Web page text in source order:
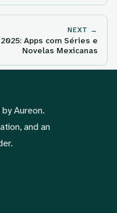
NEXT →
Apps com Séries e
Novelas Mexicanas
Aureon.
and an